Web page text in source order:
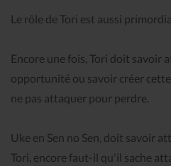
Le rôle de Tori est aussi
Encore une fois, Tori doit savoir
opportunité ou savoir créer
ne pas attaquer pour perdre.
Uke en Sen no Sen, doit savoir
Tori, encore faut-il qu'il sache